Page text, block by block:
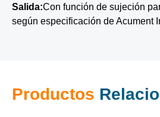
Salida:Con función de sujeción
según especificación de Acument
Productos